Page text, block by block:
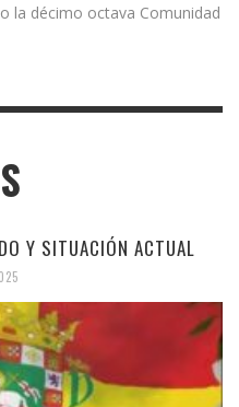
la décimo octava Comunidad
Y SITUACIÓN ACTUAL